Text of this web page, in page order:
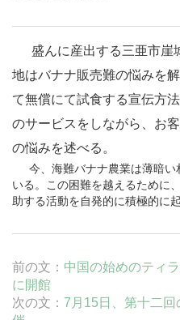
盛んに産出する三亜市崖
地はバナナ販売難の悩みを
て無償にて試食する宣伝方
のサービスをしながら、お
の悩みを述べる。
今、海難バナナ農業は薄暗
いる。この困難を越えるために
助する活動を自発的に積極的に起
前の文： 中国の始めのティ
に開館
次の文： 7月15日、第十二